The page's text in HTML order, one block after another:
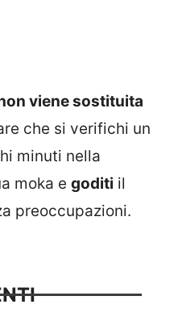
viene sostituita
che si verifichi un
minuti nella
moka e goditi il
preoccupazioni.